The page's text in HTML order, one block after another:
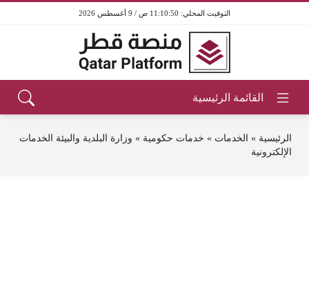
11:10:50 ص / 9 أغسطس 2026
الرئيسية » الخدمات » خدمات حكومية » وزارة البلدية والبيئة الخدمات
الإلكترونية